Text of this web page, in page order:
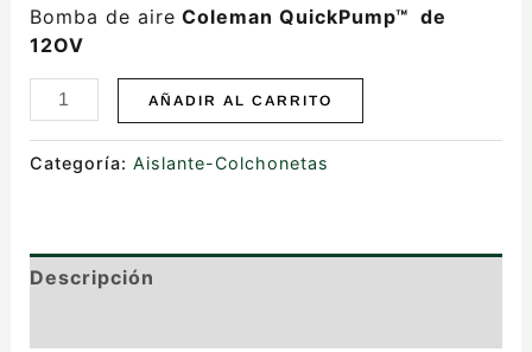
Bomba de aire Coleman QuickPump™ de
12OV
AÑADIR AL CARRITO
Categoría: Aislante-Colchonetas
Descripción